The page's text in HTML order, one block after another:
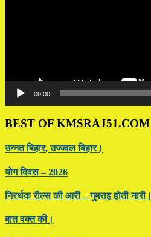
00:00
BEST OF KMSRAJ51.COM
उन्नत बिहार, उज्ज्वल बिहार।
योग दिवस – 2026
निरर्थक रील्स की आरी – गुमराह होती नारी।
बात वक्त की।